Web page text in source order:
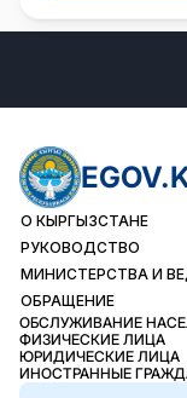
О КЫРГЫЗСТАНЕ
РУКОВОДСТВО
МИНИСТЕРСТВА И
ОБРАЩЕНИЕ
ОБСЛУЖИВАНИЕ
ФИЗИЧЕСКИЕ ЛИЦА
ЮРИДИЧЕСКИЕ ЛИЦА
ИНОСТРАННЫЕ